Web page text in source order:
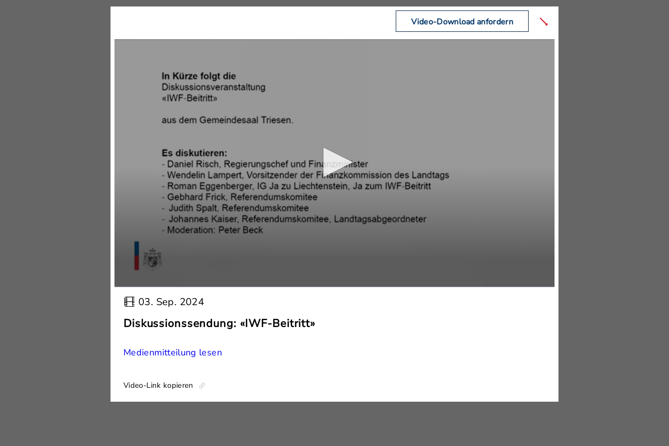
Video-Download anfordern
03. Sep. 2024
Diskussionssendung: «IWF-Beitritt»
Medienmitteilung lesen
Video-Link kopieren